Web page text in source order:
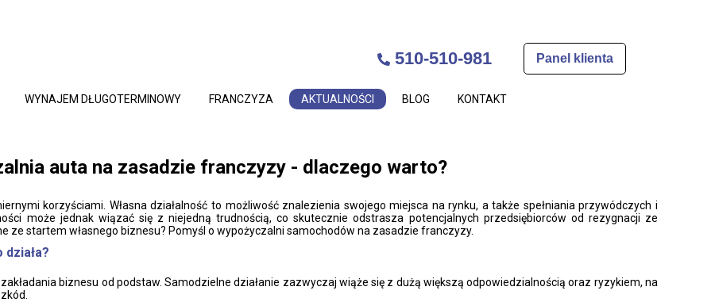
510-510-981 Panel klienta
WYNAJEM DŁUGOTERMINOWY FRANCZYZA AKTUALNOŚCI BLOG KONTAKT
auta na zasadzie franczyzy - dlaczego warto?
korzyściami. Własna działalność to możliwość znalezienia swojego miejsca na rynku, a także spełniania przywódczych i
może jednak wiązać się z niejedną trudnością, co skutecznie odstrasza potencjalnych przedsiębiorców od rezygnacji ze
startem własnego biznesu? Pomyśl o wypożyczalni samochodów na zasadzie franczyzy.
biznesu od podstaw. Samodzielne działanie zazwyczaj wiąże się z dużą większą odpowiedzialnością oraz ryzykiem, na